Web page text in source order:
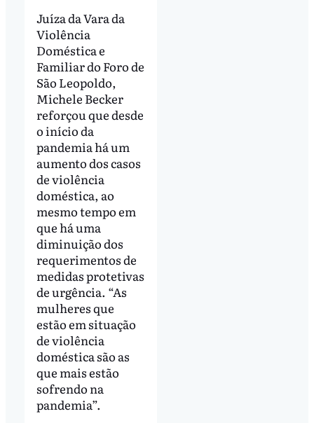
Juíza da Vara da
Violência
Doméstica e
Familiar do Foro de
São Leopoldo,
Michele Becker
reforçou que desde
o início da
pandemia há um
aumento dos casos
de violência
doméstica, ao
mesmo tempo em
que há uma
diminuição dos
requerimentos de
medidas protetivas
de urgência. “As
mulheres que
estão em situação
de violência
doméstica são as
que mais estão
sofrendo na
pandemia”.